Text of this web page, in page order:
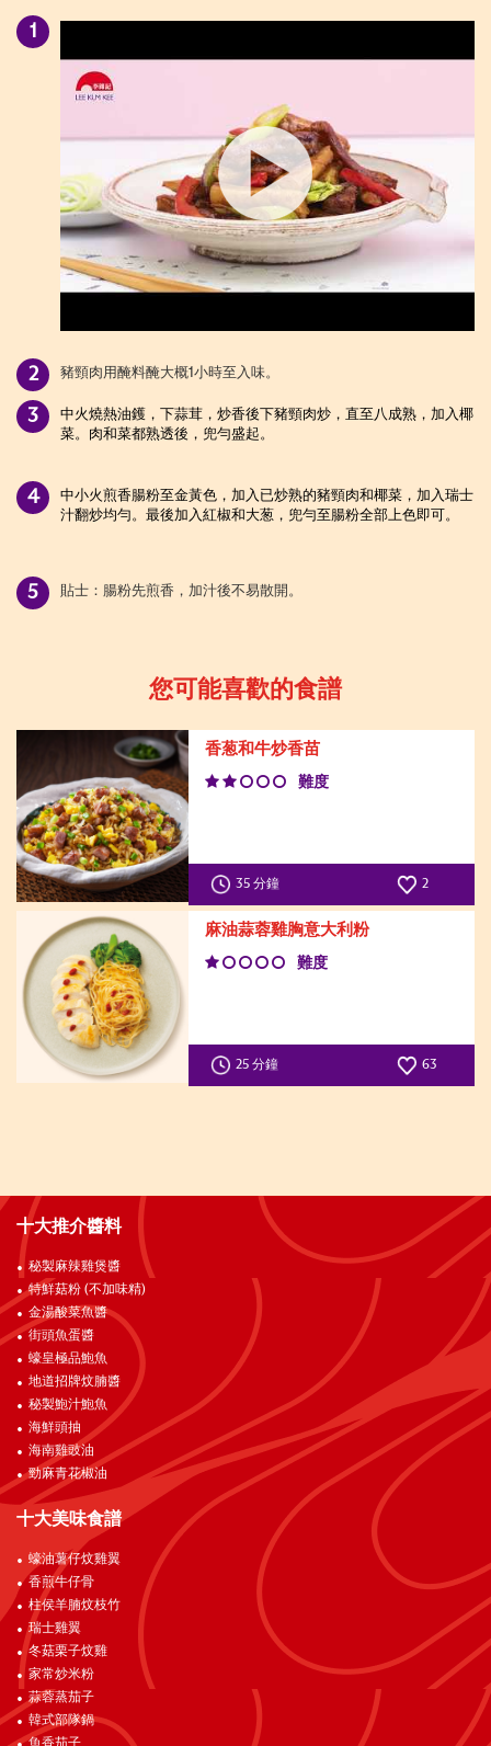
豬頸肉用醃料醃大概1小時至入味。
中火燒熱油鑊，下蒜茸，炒香後下豬頸肉炒，直至八成熟，加入椰
菜。肉和菜都熟透後，兜勻盛起。
中小火煎香腸粉至金黃色，加入已炒熟的豬頸肉和椰菜，加入瑞士
汁翻炒均勻。最後加入紅椒和大葱，兜勻至腸粉全部上色即可。
貼士：腸粉先煎香，加汁後不易散開。
您可能喜歡的食譜
香葱和牛炒香苗
難度
35 分鐘 2
麻油蒜蓉雞胸意大利粉
難度
25 分鐘 63
十大推介醬料
秘製麻辣雞煲醬
特鮮菇粉 (不加味精)
金湯酸菜魚醬
街頭魚蛋醬
蠔皇極品鮑魚
地道招牌炆腩醬
秘製鮑汁鮑魚
海鮮頭抽
海南雞豉油
勁麻青花椒油
十大美味食譜
蠔油薯仔炆雞翼
香煎牛仔骨
柱侯羊腩炆枝竹
瑞士雞翼
冬菇栗子炆雞
家常炒米粉
蒜蓉蒸茄子
韓式部隊鍋